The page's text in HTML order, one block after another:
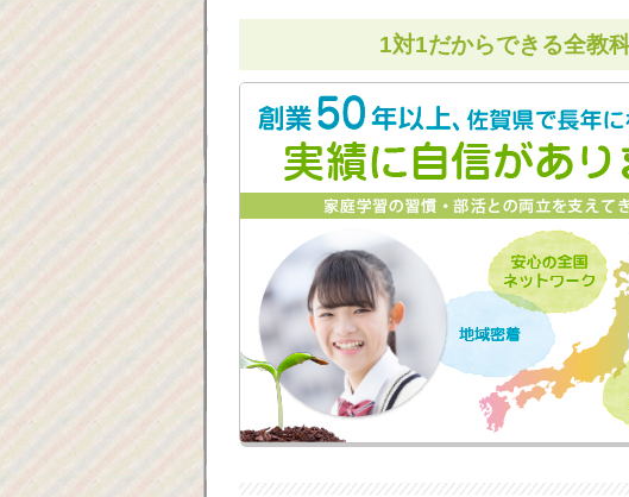
1対1だからできる全教